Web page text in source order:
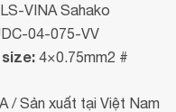
LS-VINA Sahako
04-075-VV
4×0.75mm2 #
/ Sản xuất tại Việt Nam